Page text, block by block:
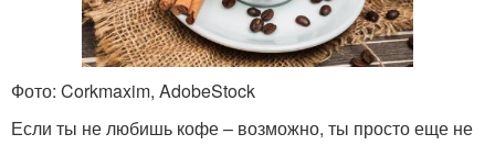
Фото: Corkmaxim, AdobeStock
Если ты не любишь кофе – возможно, ты просто еще не